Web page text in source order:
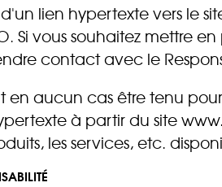
lien hypertexte vers le
Si vous souhaitez mettre
contact avec le
en aucun cas être tenu
à partir du site
les services, etc.